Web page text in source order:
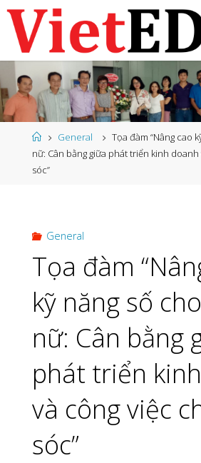
Skip
content
HomeGeneral
Tọa đàm “Nâng cao
nữ: Cân bằng giữa phát triển kinh
sóc”
General
Tọa đàm
kỹ năng số
nữ: Cân bằng
phát triển
và công việc
sóc”